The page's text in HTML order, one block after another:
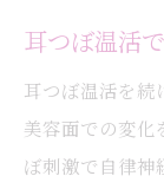
耳つぼ温活
耳つぼ温活を続
美容面での変化
ぼ刺激で自律神